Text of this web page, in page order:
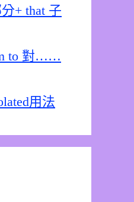
+ that 子
to 對……
用法